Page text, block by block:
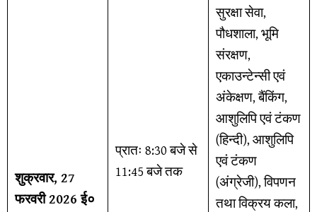
शुक्रवार, 27
फरवरी 2026 ई०
प्रातः 8:30 बजे से
11:45 बजे तक
सुरक्षा सेवा,
पौधशाला, भूमि
संरक्षण,
एकाउन्टेन्सी एवं
अंकेक्षण, बैंकिंग,
आशुलिपि एवं टंकण
(हिन्दी), आशुलिपि
एवं टंकण
(अंग्रेजी), विपणन
तथा विक्रय कला,